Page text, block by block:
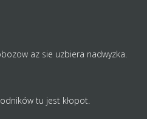
az sie uzbiera nadwyzka.
tu jest kłopot.